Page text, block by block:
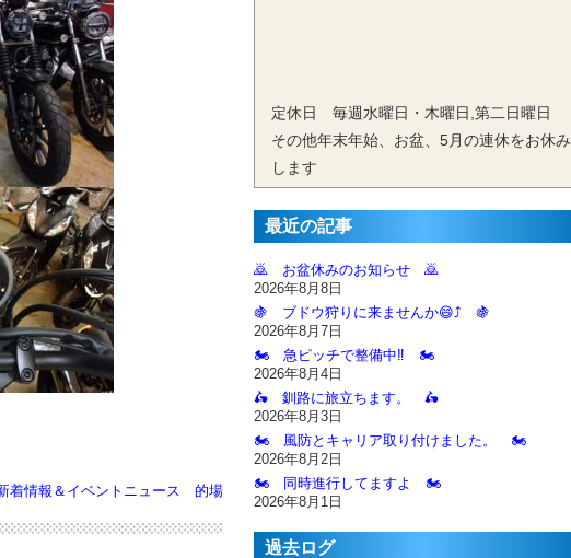
着情報＆イベントニュース 的場
定休日 毎週水曜日・木曜日,第二日曜日
その他年末年始、お盆、5月の連休をお休み
します
最近の記事
🙇‍ お盆休みのお知らせ 🙇‍
2026年8月8日
🍇 ブドウ狩りに来ませんか😄⤴️ 🍇
2026年8月7日
🏍️ 急ピッチで整備中‼️ 🏍️
2026年8月4日
🛵 釧路に旅立ちます。 🛵
2026年8月3日
🏍️ 風防とキャリア取り付けました。 🏍️
2026年8月2日
🏍️ 同時進行してますよ 🏍️
2026年8月1日
過去ログ